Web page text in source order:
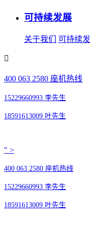
可持续发展
关于我们 可持续
400 063 2580 座机热线
15229660993 李先生
18591613009 叶先生
" >
400 063 2580 座机热线
15229660993 李先生
18591613009 叶先生